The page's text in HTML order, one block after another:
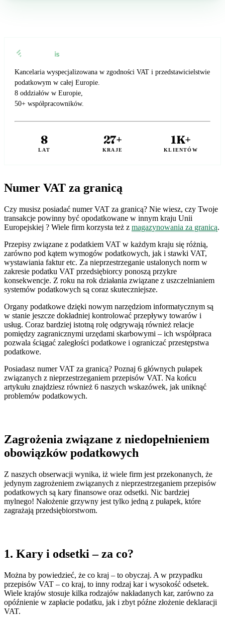
Kancelaria wyspecjalizowana w zgodności VAT i przedstawicielstwie
podatkowym w całej Europie.
8 oddziałów w Europie,
50+ współpracowników.
8
LAT
27+
KRAJE
1K+
KLIENTÓW
Numer VAT za granicą
Czy musisz posiadać numer VAT za granicą? Nie wiesz, czy Twoje
transakcje powinny być opodatkowane w innym kraju Unii
Europejskiej ? Wiele firm korzysta też z magazynowania za granicą.
Przepisy związane z podatkiem VAT w każdym kraju się różnią,
zarówno pod kątem wymogów podatkowych, jak i stawki VAT,
wystawiania faktur etc. Za nieprzestrzeganie ustalonych norm w
zakresie podatku VAT przedsiębiorcy ponoszą przykre
konsekwencje. Z roku na rok działania związane z uszczelnianiem
systemów podatkowych są coraz skuteczniejsze.
Organy podatkowe dzięki nowym narzędziom informatycznym są
w stanie jeszcze dokładniej kontrolować przepływy towarów i
usług. Coraz bardziej istotną rolę odgrywają również relacje
pomiędzy zagranicznymi urzędami skarbowymi – ich współpraca
pozwala ściągać zaległości podatkowe i ograniczać przestępstwa
podatkowe.
Posiadasz numer VAT za granicą? Poznaj 6 głównych pułapek
związanych z nieprzestrzeganiem przepisów VAT. Na końcu
artykułu znajdziesz również 6 naszych wskazówek, jak uniknąć
problemów podatkowych.
Zagrożenia związane z niedopełnieniem
obowiązków podatkowych
Z naszych obserwacji wynika, iż wiele firm jest przekonanych, że
jedynym zagrożeniem związanych z nieprzestrzeganiem przepisów
podatkowych są kary finansowe oraz odsetki. Nic bardziej
mylnego! Nałożenie grzywny jest tylko jedną z pułapek, które
zagrażają przedsiębiorstwom.
1. Kary i odsetki – za co?
Można by powiedzieć, że co kraj – to obyczaj. A w przypadku
przepisów VAT – co kraj, to inny rodzaj kar i wysokość odsetek.
Wiele krajów stosuje kilka rodzajów nakładanych kar, zarówno za
opóźnienie w zapłacie podatku, jak i zbyt późne złożenie deklaracji
VAT.